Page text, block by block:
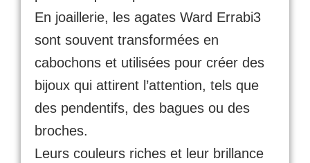
En joaillerie, les agates Ward Errabi3
sont souvent transformées en
cabochons et utilisées pour créer des
bijoux qui attirent l’attention, tels que
des pendentifs, des bagues ou des
broches.
Leurs couleurs riches et leur brillance